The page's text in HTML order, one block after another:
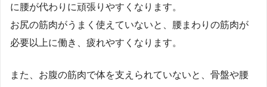
に腰が代わりに頑張りやすくなります。
お尻の筋肉がうまく使えていないと、腰まわりの筋肉が
必要以上に働き、疲れやすくなります。
また、お腹の筋肉で体を支えられていないと、骨盤や腰